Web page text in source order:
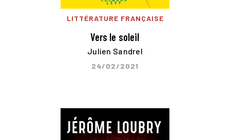
LITTÉRATURE FRANÇAISE
Vers le soleil
Julien Sandrel
24/02/2021